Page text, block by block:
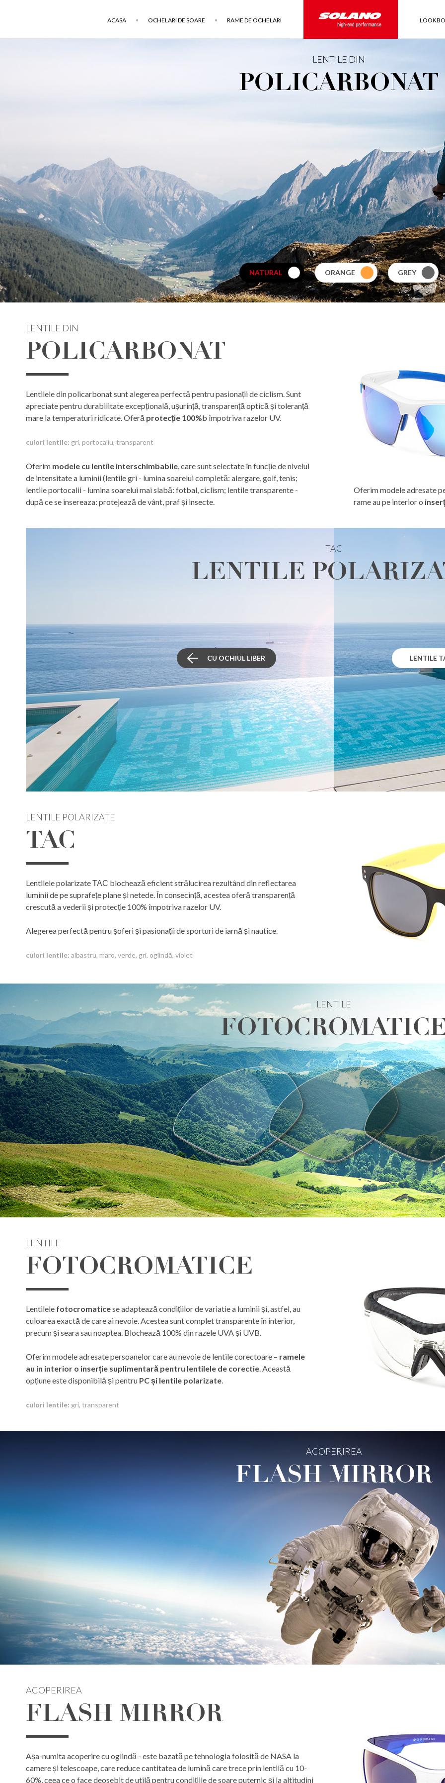
ACASA OCHELARI DE SOARE RAME DE OCHELARI
LENTILE DIN
POLICARBONAT
NATURAL ORANGE GREY
LENTILE DIN
POLICARBONAT
Lentilele din policarbonat sunt alegerea perfectă pentru pasionații de ciclism. Sunt
apreciate pentru durabilitate excepțională, ușurință, transparență optică și toleranță
mare la temperaturi ridicate. Oferă protecție 100%b împotriva razelor UV.
culori lentile: gri, portocaliu, transparent
Oferim modele cu lentile interschimbabile, care sunt selectate în funcție de nivelul
de intensitate a luminii (lentile gri - lumina soarelui completă: alergare, golf, tenis;
lentile portocalii - lumina soarelui mai slabă: fotbal, ciclism; lentile transparente -
după ce se insereaza: protejează de vânt, praf și insecte.
Oferim modele adresate
rame au pe interior o
TAC
LENTILE
CU OCHIUL LIBER LENTILE
LENTILE POLARIZATE
TAC
Lentilele polarizate ТАС blochează eficient strălucirea rezultând din reflectarea
luminii de pe suprafețe plane și netede. În consecință, acestea oferă transparență
crescută a vederii și protecție 100% împotriva razelor UV.
Alegerea perfectă pentru șoferi și pasionații de sporturi de iarnă și nautice.
culori lentile: albastru, maro, verde, gri, oglindă, violet
LENTILE
LENTILE
FOTOCROMATICE
Lentilele fotocromaticese adaptează condițiilor de variatie a luminii și, astfel, au
culoarea exactă de care ai nevoie. Acestea sunt complet transparente în interior,
precum și seara sau noaptea. Blochează 100% din razele UVA și UVB.
Oferim modele adresate persoanelor care au nevoie de lentile corectoare – ramele
au in interior o inserție suplimentară pentru lentilele de corectie. Această
opțiune este disponibilă și pentru PC și lentile polarizate.
culori lentile: gri, transparent
ACOPERIREA
FLASH MIRROR
ACOPERIREA
FLASH MIRROR
Așa-numita acoperire cu oglindă - este bazată pe tehnologia folosită de NASA la
camere și telescoape, care reduce cantitatea de lumină care trece prin lentilă cu 10-
60%, ceea ce o face deosebit de utilă pentru condițiile de soare puternic și la altitudini